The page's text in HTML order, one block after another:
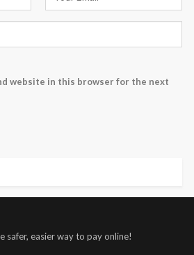
website in this browser for the next